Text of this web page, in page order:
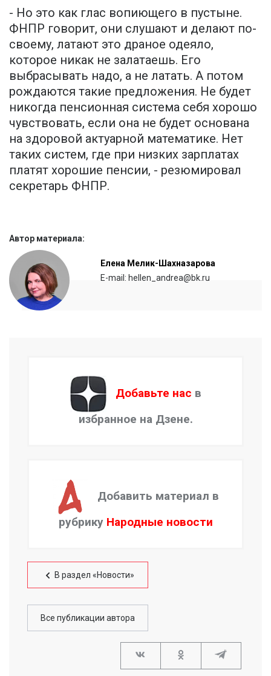
- Но это как глас вопиющего в пустыне.
ФНПР говорит, они слушают и делают по-
своему, латают это драное одеяло,
которое никак не залатаешь. Его
выбрасывать надо, а не латать. А потом
рождаются такие предложения. Не будет
никогда пенсионная система себя хорошо
чувствовать, если она не будет основана
на здоровой актуарной математике. Нет
таких систем, где при низких зарплатах
платят хорошие пенсии, - резюмировал
секретарь ФНПР.
Автор материала:
Елена Мелик-Шахназарова
E-mail: hellen_andrea@bk.ru
Добавьте нас в
избранное на Дзене.
Добавить материал в
рубрику Народные новости
В раздел «Новости»
Все публикации автора